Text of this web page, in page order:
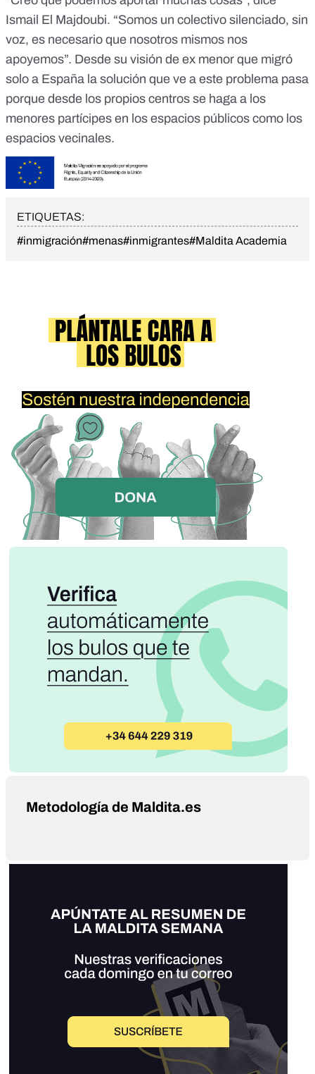
Ismail El Majdoubi. “Somos un colectivo silenciado, sin
voz, es necesario que nosotros mismos nos
apoyemos”. Desde su visión de ex menor que migró
solo a España la solución que ve a este problema pasa
porque desde los propios centros se haga a los
menores partícipes en los espacios públicos como los
espacios vecinales.
ETIQUETAS:
#inmigración#menas#inmigrantes#Maldita Academia
Metodología de Maldita.es